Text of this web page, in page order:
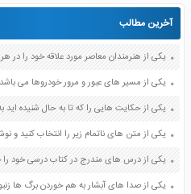
آخرین مطالب
یکی از مسیر های عبور و مرور خودروها می